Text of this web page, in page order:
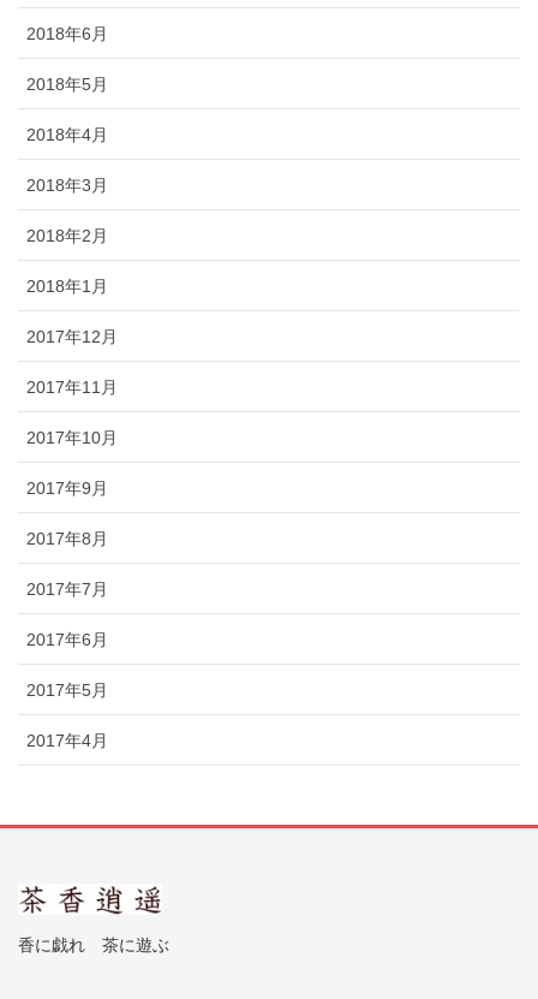
2018年6月
2018年5月
2018年4月
2018年3月
2018年2月
2018年1月
2017年12月
2017年11月
2017年10月
2017年9月
2017年8月
2017年7月
2017年6月
2017年5月
2017年4月
香に戯れ 茶に遊ぶ